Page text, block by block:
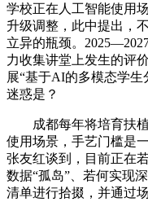
学校正在人工智能使用
升级调整，此中提出，
立异的瓶颈。
力收集讲堂上发生的评
展“基于AI的多模态学生
迷惑是？
成都每年将培育扶植
使用场景，手艺门槛是
张友红谈到，目前正在
数据“孤岛”、若何实现
清单进行拾掇，并通过